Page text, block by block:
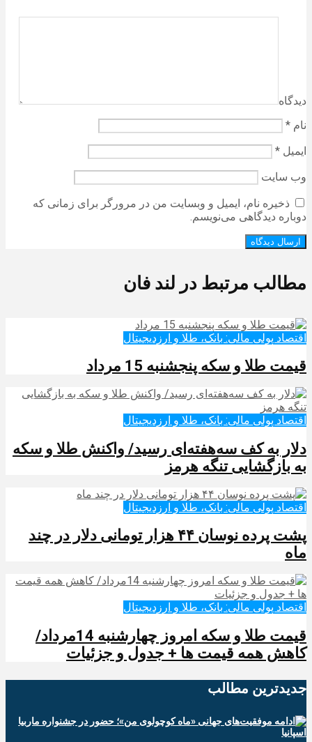
دیدگاه
نام *
ایمیل *
وب‌ سایت
ذخیره نام، ایمیل و وبسایت من در مرورگر برای زمانی که
دوباره دیدگاهی می‌نویسم.
مطالب مرتبط در لند فان
اقتصاد پولی مالی: بانک، طلا و ارزدیجیتال‌
قیمت طلا و سکه پنجشنبه 15 مرداد
اقتصاد پولی مالی: بانک، طلا و ارزدیجیتال‌
دلار به کف سه‌هفته‌ای رسید/ واکنش طلا و سکه
به بازگشایی تنگه هرمز
اقتصاد پولی مالی: بانک، طلا و ارزدیجیتال‌
پشت پرده نوسان ۴۴ هزار تومانی دلار در چند
ماه
اقتصاد پولی مالی: بانک، طلا و ارزدیجیتال‌
قیمت طلا و سکه امروز چهارشنبه 14مرداد/
کاهش همه قیمت ها + جدول و جزئیات
جدیدترین‌ مطالب